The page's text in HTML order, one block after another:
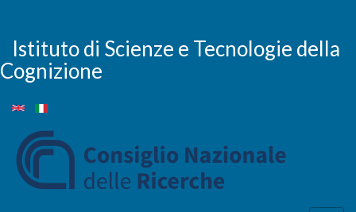
contenuto
principale
Istituto di Scienze e Tecnologie della
Cognizione